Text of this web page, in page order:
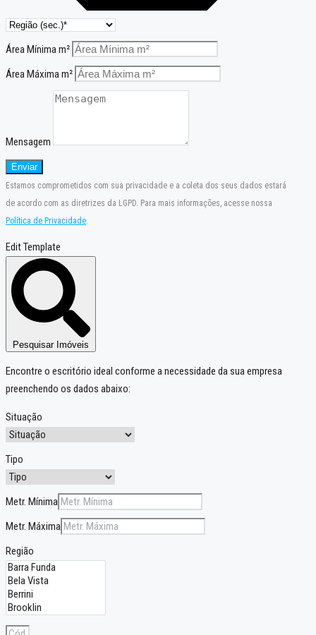
Área Mínima m²
Área Máxima m²
Mensagem
Enviar
Estamos comprometidos com sua privacidade e a coleta dos seus dados estará
de acordo com as diretrizes da LGPD. Para mais informações, acesse nossa
Política de Privacidade.
Edit Template
Pesquisar Imóveis
Encontre o escritório ideal conforme a necessidade da sua empresa
preenchendo os dados abaixo:
Situação
Tipo
Metr. Mínima
Metr. Máxima
Região